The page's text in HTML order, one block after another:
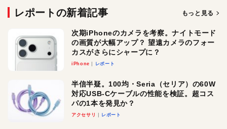
レポートの新着記事 もっと見る
次期iPhoneのカメラを考察。ナイトモード
の画質が大幅アップ？ 望遠カメラのフォー
カスがさらにシャープに？
iPhone レポート
半信半疑。100均・Seria（セリア）の60W
対応USB-Cケーブルの性能を検証。超コス
パの1本を発見か？
アクセサリ レポート